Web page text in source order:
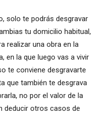
solo te podrás desgravar
tu domicilio habitual,
realizar una obra en la
en la que luego vas a vivir
te conviene desgravarte
que también te desgrava
no por el valor de la
deducir otros casos de